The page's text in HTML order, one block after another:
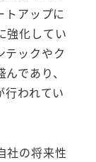
トアップに
強化してい
テックやク
であり、
行われてい
社の将来性